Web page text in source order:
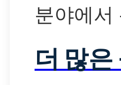
분야에
더 많